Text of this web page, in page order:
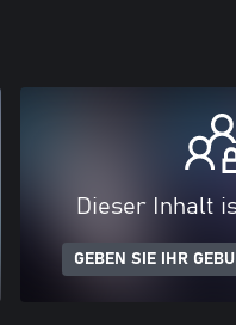
Dieser Inhalt
GEBEN SIE IHR